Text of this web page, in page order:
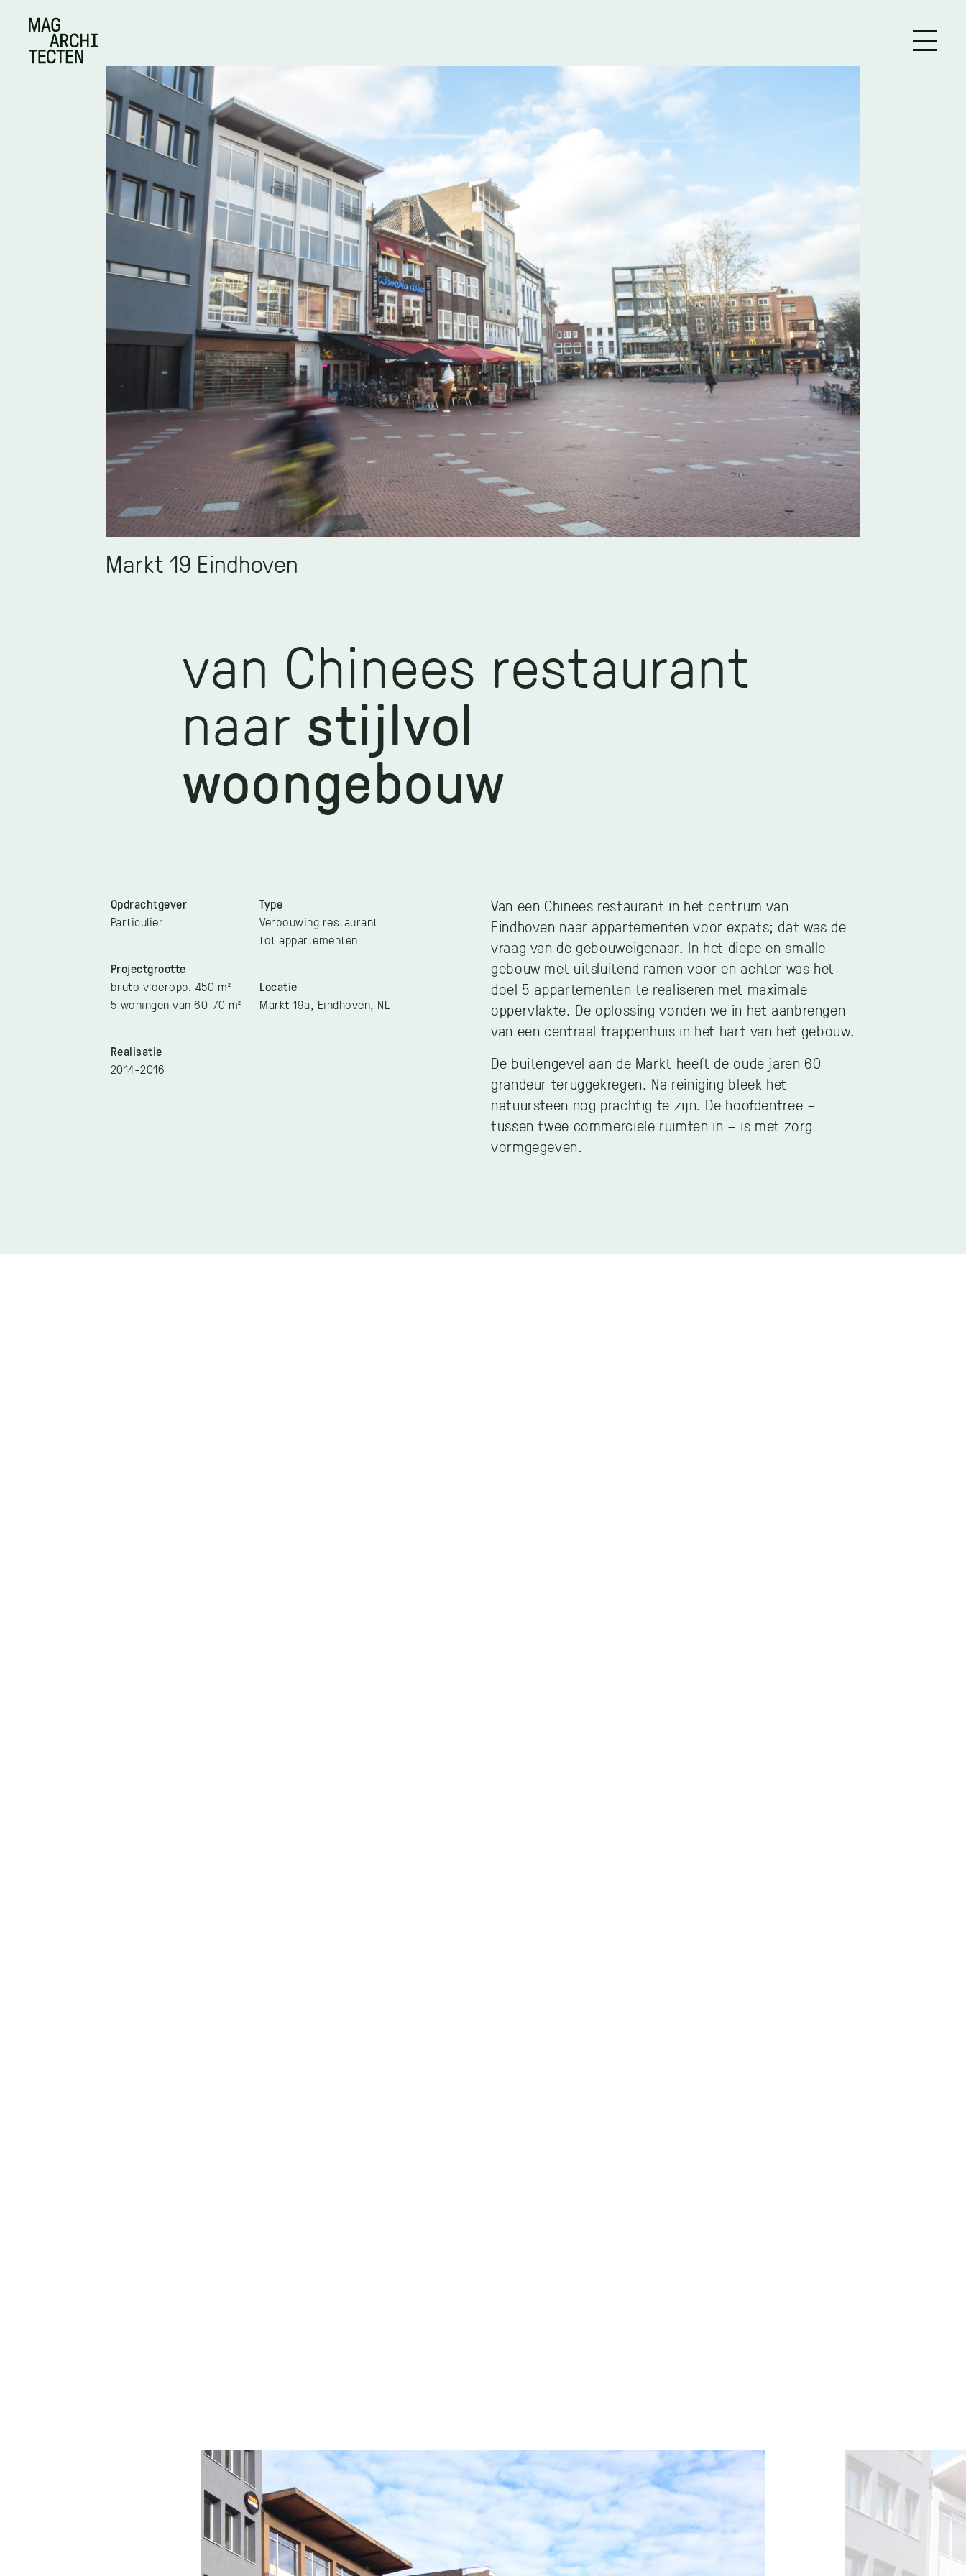
Markt 19 Eindhoven
van Chinees restaurant
naar stijlvol
woongebouw
Opdrachtgever
Particulier
Projectgrootte
bruto vloeropp. 450 m²
5 woningen van 60-70 m²
Realisatie
2014-2016
Type
Verbouwing restaurant
tot appartementen
Locatie
Markt 19a, Eindhoven, NL
Van een Chinees restaurant in het centrum van
Eindhoven naar appartementen voor expats; dat was de
vraag van de gebouweigenaar. In het diepe en smalle
gebouw met uitsluitend ramen voor en achter was het
doel 5 appartementen te realiseren met maximale
oppervlakte. De oplossing vonden we in het aanbrengen
van een centraal trappenhuis in het hart van het gebouw.
De buitengevel aan de Markt heeft de oude jaren 60
grandeur teruggekregen. Na reiniging bleek het
natuursteen nog prachtig te zijn. De hoofdentree –
tussen twee commerciële ruimten in – is met zorg
vormgegeven.